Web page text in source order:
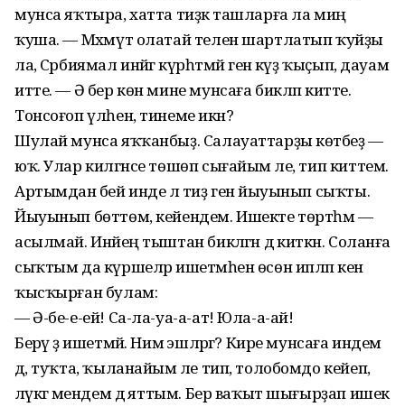
мунса яҡтыра, хатта тиҙәк ташларға ла миңә
ҡуша. — Мәхмүт олатай телен шартлатып ҡуйҙы
ла, Сәрбиямал инәйгә күрһәтмәй генә күҙ ҡыҫып, дауам
итте. — Ә бер көн мине мунсаға бикләп китте.
Тонсоғоп үлһен, тинеме икән?
Шулай мунса яҡҡанбыҙ. Салауаттарҙы көтәбеҙ —
юҡ. Улар килгәнсе төшөп сыға­йым әле, тип киттем.
Артымдан әбей инде лә тиҙ генә йыуынып сыҡты.
Йыуынып бөттөм, кейендем. Ишекте төрт­һәм —
асылмай. Инәйең тыштан бикләгән дә киткән. Соланға
сыҡтым да күршеләр ишетмәһен өсөн ипләп кенә
ҡысҡырған булам:
— Ә-бе-е-ей! Са-ла-уа-а-ат! Юла-а-ай!
Берәү ҙә ишетмәй. Нимә эшләргә? Кире мунсаға индем
дә, туҡта, ҡыла­найым әле тип, толобомдо кейеп,
ләүкәгә мендем дә яттым. Бер ваҡыт шығырҙап ишек